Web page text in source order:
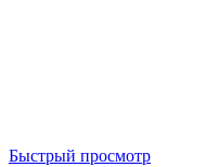
Быстрый просмотр